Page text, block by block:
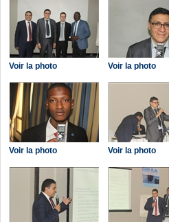
Voir la photo Voir la photo
Voir la photo Voir la photo